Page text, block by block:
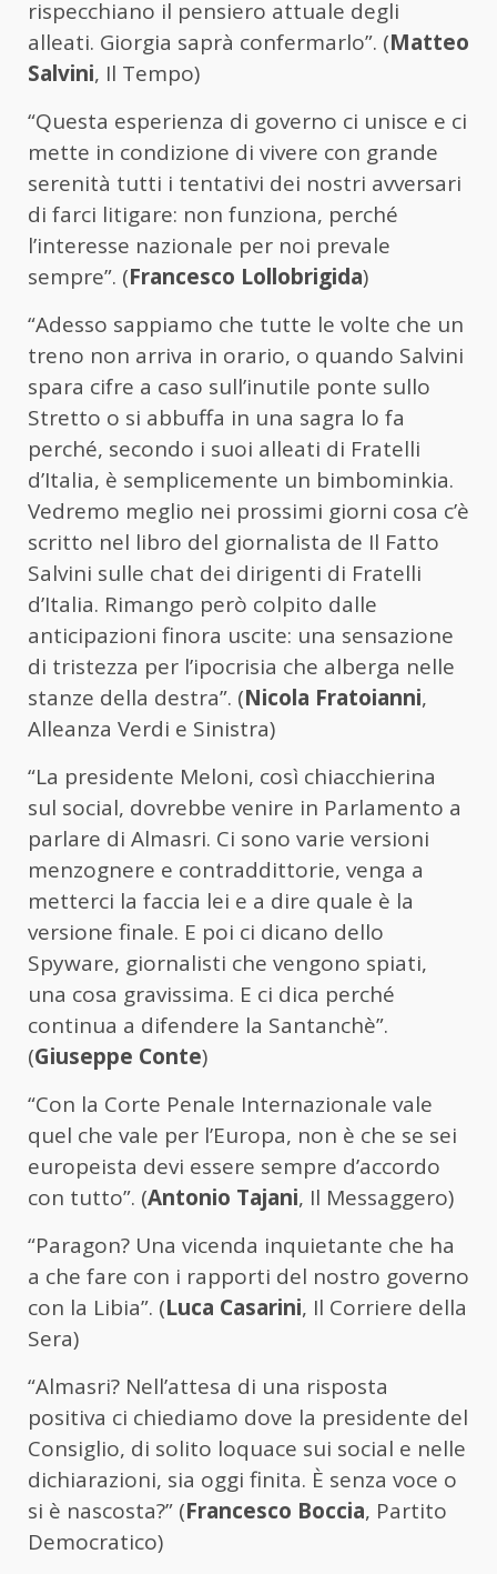
rispecchiano il pensiero attuale degli
alleati. Giorgia saprà confermarlo”. (Matteo
Salvini, Il Tempo)
“Questa esperienza di governo ci unisce e ci
mette in condizione di vivere con grande
serenità tutti i tentativi dei nostri avversari
di farci litigare: non funziona, perché
l’interesse nazionale per noi prevale
sempre”. (Francesco Lollobrigida)
“Adesso sappiamo che tutte le volte che un
treno non arriva in orario, o quando Salvini
spara cifre a caso sull’inutile ponte sullo
Stretto o si abbuffa in una sagra lo fa
perché, secondo i suoi alleati di Fratelli
d’Italia, è semplicemente un bimbominkia.
Vedremo meglio nei prossimi giorni cosa c’è
scritto nel libro del giornalista de Il Fatto
Salvini sulle chat dei dirigenti di Fratelli
d’Italia. Rimango però colpito dalle
anticipazioni finora uscite: una sensazione
di tristezza per l’ipocrisia che alberga nelle
stanze della destra”. (Nicola Fratoianni,
Alleanza Verdi e Sinistra)
“La presidente Meloni, così chiacchierina
sul social, dovrebbe venire in Parlamento a
parlare di Almasri. Ci sono varie versioni
menzognere e contraddittorie, venga a
metterci la faccia lei e a dire quale è la
versione finale. E poi ci dicano dello
Spyware, giornalisti che vengono spiati,
una cosa gravissima. E ci dica perché
continua a difendere la Santanchè”.
(Giuseppe Conte)
“Con la Corte Penale Internazionale vale
quel che vale per l’Europa, non è che se sei
europeista devi essere sempre d’accordo
con tutto”. (Antonio Tajani, Il Messaggero)
“Paragon? Una vicenda inquietante che ha
a che fare con i rapporti del nostro governo
con la Libia”. (Luca Casarini, Il Corriere della
Sera)
“Almasri? Nell’attesa di una risposta
positiva ci chiediamo dove la presidente del
Consiglio, di solito loquace sui social e nelle
dichiarazioni, sia oggi finita. È senza voce o
si è nascosta?” (Francesco Boccia, Partito
Democratico)